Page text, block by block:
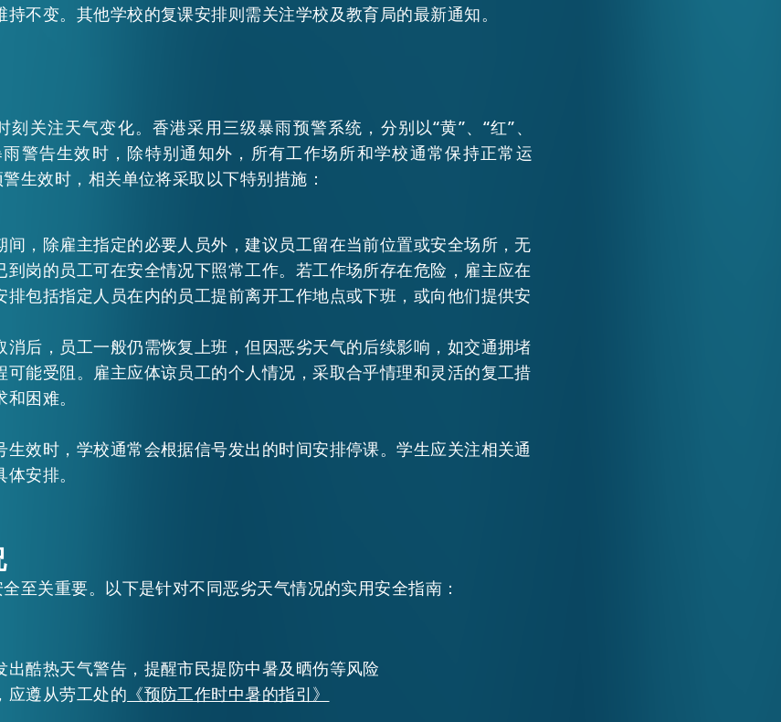
不变。其他学校的复课安排则需关注学校及教育局的最新通知。
关注天气变化。香港采用三级暴雨预警系统，分别以“黄”、“红”、
警告生效时，除特别通知外，所有工作场所和学校通常保持正常运
生效时，相关单位将采取以下特别措施：
间，除雇主指定的必要人员外，建议员工留在当前位置或安全场所，无
到岗的员工可在安全情况下照常工作。若工作场所存在危险，雇主应在
排包括指定人员在内的员工提前离开工作地点或下班，或向他们提供安
消后，员工一般仍需恢复上班，但因恶劣天气的后续影响，如交通拥堵
可能受阻。雇主应体谅员工的个人情况，采取合乎情理和灵活的复工措
困难。
生效时，学校通常会根据信号发出的时间安排停课。学生应关注相关通
安排。
至关重要。以下是针对不同恶劣天气情况的实用安全指南：
出酷热天气警告，提醒市民提防中暑及晒伤等风险
应遵从劳工处的 《预防工作时中暑的指引》